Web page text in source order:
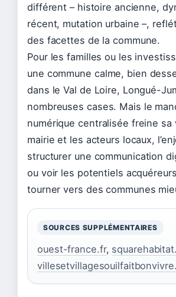
différent – histoire ancienne,
récent, mutation urbaine –,
des facettes de la commune.
Pour les familles ou les
une commune calme, bien
dans le Val de Loire, Longué-
nombreuses cases. Mais le
numérique centralisée freine sa
mairie et les acteurs locaux,
structurer une communication
ou voir les potentiels
tourner vers des communes
SOURCES SUPPLÉMENTAIRES
ouest-france.fr,